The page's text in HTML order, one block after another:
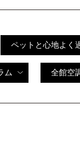
ペットと心地よく
ム 全館空